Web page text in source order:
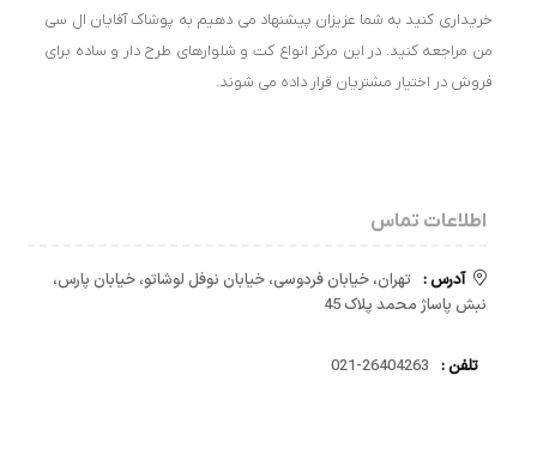
خریداری کنید به شما عزیزان پیشنهاد می دهیم به پوشاک آقایان ال سی
من مراجعه کنید. در این مرکز انواع کت و شلوارهای طرح دار و ساده برای
فروش در اختیار مشتریان قرار داده می شوند.
اطلاعات تماس
آدرس : تهران، خیابان فردوسی، خیابان نوفل لوشاتو، خیابان پارس،
نبش پاساژ محمد پلاک 45
تلفن : 26404263-021